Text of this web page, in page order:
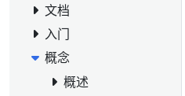
文档
入门
概念
概述